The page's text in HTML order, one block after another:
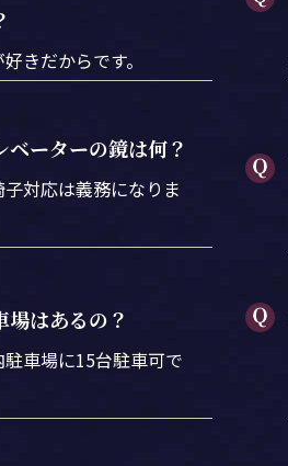
きだからです。
ベーターの鏡は何？
子対応は義務になりま
場はあるの？
駐車場に15台駐車可で